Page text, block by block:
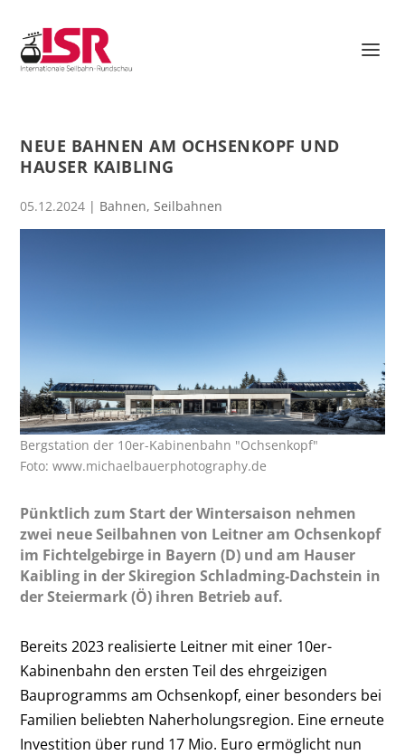
NEUE BAHNEN AM OCHSENKOPF UND
HAUSER KAIBLING
05.12.2024 | Bahnen,Seilbahnen
Bergstation der 10er-Kabinenbahn "Ochsenkopf"
Foto: www.michaelbauerphotography.de
Pünktlich zum Start der Wintersaison nehmen
zwei neue Seilbahnen von Leitner am Ochsenkopf
im Fichtelgebirge in Bayern (D) und am Hauser
Kaibling in der Skiregion Schladming-Dachstein in
der Steiermark (Ö) ihren Betrieb auf.
Bereits 2023 realisierte Leitner mit einer 10er-
Kabinenbahn den ersten Teil des ehrgeizigen
Bauprogramms am Ochsenkopf, einer besonders bei
Familien beliebten Naherholungsregion. Eine erneute
Investition über rund 17 Mio. Euro ermöglicht nun